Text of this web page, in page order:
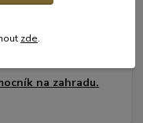
na zahradu.
zde.